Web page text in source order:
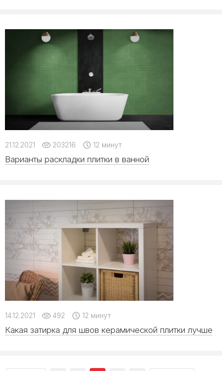
21.12.2021 203216 12 минут
Варианты раскладки плитки в ванной
14.12.2021 492 12 минут
Какая затирка для швов керамической плитки лучше